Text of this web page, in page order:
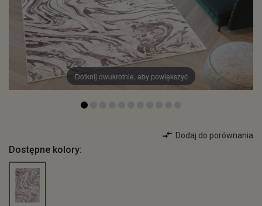
Dotknij dwukrotnie, aby powiększyć
Dodaj do porównania
Dostępne kolory: